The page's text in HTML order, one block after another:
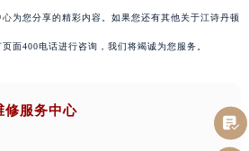
心为您分享的精彩内容。如果您还有其他关于江诗丹顿
面400电话进行咨询，我们将竭诚为您服务。
修服务中心